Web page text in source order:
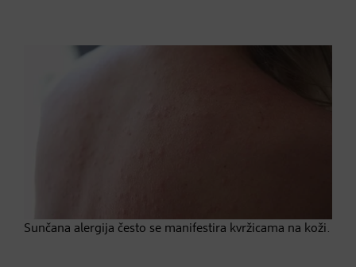
Sunčana alergija često se manifestira kvržicama na koži.